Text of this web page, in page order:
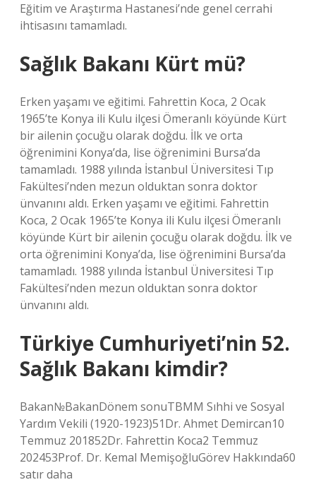
Eğitim ve Araştırma Hastanesi’nde genel cerrahi
ihtisasını tamamladı.
Sağlık Bakanı Kürt mü?
Erken yaşamı ve eğitimi. Fahrettin Koca, 2 Ocak
1965’te Konya ili Kulu ilçesi Ömeranlı köyünde Kürt
bir ailenin çocuğu olarak doğdu. İlk ve orta
öğrenimini Konya’da, lise öğrenimini Bursa’da
tamamladı. 1988 yılında İstanbul Üniversitesi Tıp
Fakültesi’nden mezun olduktan sonra doktor
ünvanını aldı. Erken yaşamı ve eğitimi. Fahrettin
Koca, 2 Ocak 1965’te Konya ili Kulu ilçesi Ömeranlı
köyünde Kürt bir ailenin çocuğu olarak doğdu. İlk ve
orta öğrenimini Konya’da, lise öğrenimini Bursa’da
tamamladı. 1988 yılında İstanbul Üniversitesi Tıp
Fakültesi’nden mezun olduktan sonra doktor
ünvanını aldı.
Türkiye Cumhuriyeti’nin 52.
Sağlık Bakanı kimdir?
Bakan№BakanDönem sonuTBMM Sıhhi ve Sosyal
Yardım Vekili (1920-1923)51Dr. Ahmet Demircan10
Temmuz 201852Dr. Fahrettin Koca2 Temmuz
202453Prof. Dr. Kemal MemişoğluGörev Hakkında60
satır daha